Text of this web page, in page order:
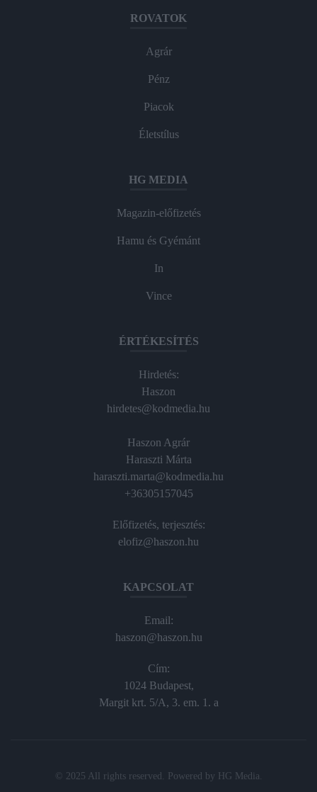
ROVATOK
Agrár
Pénz
Piacok
Életstílus
HG MEDIA
Magazin-előfizetés
Hamu és Gyémánt
In
Vince
ÉRTÉKESÍTÉS
Hirdetés:
Haszon
hirdetes@kodmedia.hu
Haszon Agrár
Haraszti Márta
haraszti.marta@kodmedia.hu
+36305157045
Előfizetés, terjesztés:
elofiz@haszon.hu
KAPCSOLAT
Email:
haszon@haszon.hu
Cím:
1024 Budapest,
Margit krt. 5/A, 3. em. 1. a
© 2025 All rights reserved. Powered by HG Media